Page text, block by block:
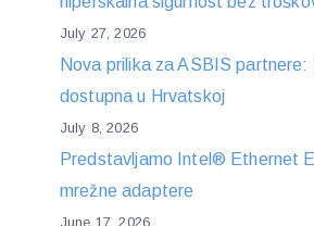
July 27, 2026
Nova prilika za ASBIS
dostupna u Hrvatskoj
July 8, 2026
Predstavljamo Intel® Ethernet
mrežne adaptere
June 17, 2026